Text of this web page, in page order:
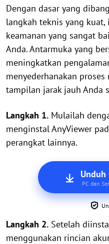
Dengan dasar yang
langkah teknis yang
keamanan yang sangat
Anda. Antarmuka yang
meningkatkan
menyederhanakan
tampilan jarak jauh Anda
Langkah 1. Mulailah
menginstal AnyViewer
perangkat lainnya.
Unduh
PC dan
Langkah 2. Setelah
menggunakan rincian